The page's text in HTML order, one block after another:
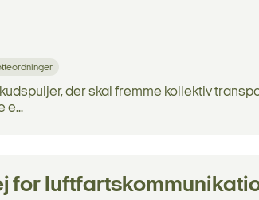
der skal fremme kollektiv
e...
for